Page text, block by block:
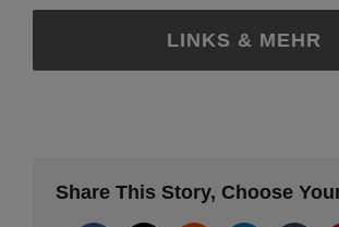
LINKS & MEHR
Share This Story, Choose